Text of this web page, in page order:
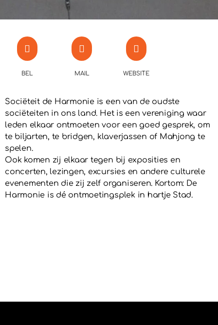
BEL MAIL WEBSITE
Sociëteit de Harmonie is een van de oudste
sociëteiten in ons land. Het is een vereniging waar
leden elkaar ontmoeten voor een goed gesprek, om
te biljarten, te bridgen, klaverjassen of Mahjong te
spelen.
Ook komen zij elkaar tegen bij exposities en
concerten, lezingen, excursies en andere culturele
evenementen die zij zelf organiseren. Kortom: De
Harmonie is dé ontmoetingsplek in hartje Stad.